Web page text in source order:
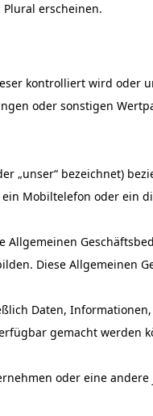
erscheinen.
kontrolliert wird oder
oder sonstigen
„unser“ bezeichnet)
Mobiltelefon oder ein
Diese Allgemeinen
Daten,
gemacht werden
oder eine